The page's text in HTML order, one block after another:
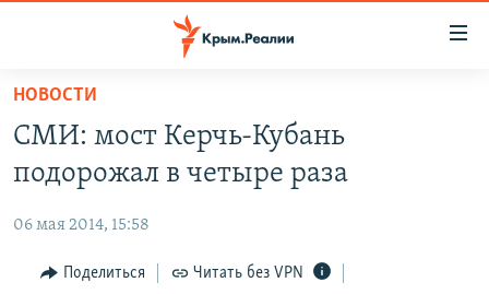
Вернуться
основному
содержанию
Вернутся
навигации
КАРТА ВОЕННЫХ ОБЪЕКТОВ КРЫМА
11 ЛЕТ ОККУПАЦИИ КРЫМА. 11 ИСТОРИЙ СОПРОТИВЛЕНИЯ
ИСТОРИЯ
ЕЩЕ
НОВОСТИ
СМИ: мост Керчь-Кубань
подорожал в четыре раза
06 мая 2014, 15:58
Поделиться Читать без VPN